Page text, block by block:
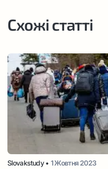
Схожі статті
Slovakstudy • 1 Жовтня 2023